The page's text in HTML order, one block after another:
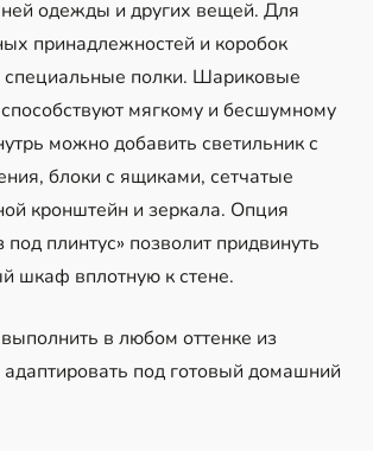
одежды и других вещей. Для
принадлежностей и коробок
специальные полки. Шариковые
мягкому и бесшумному
можно добавить светильник с
блоки с ящиками, сетчатые
кронштейн и зеркала. Опция
плинтус» позволит придвинуть
шкаф вплотную к стене.
в любом оттенке из
под готовый домашний